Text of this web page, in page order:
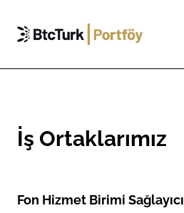
İş Ortaklarımız
Fon Hizmet Birimi Sağlayıcı